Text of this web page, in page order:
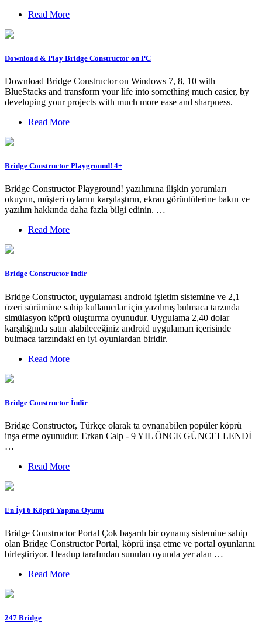
Read More
Download & Play Bridge Constructor on PC
Download Bridge Constructor on Windows 7, 8, 10 with
BlueStacks and transform your life into something much easier, by
developing your projects with much more ease and sharpness.
Read More
Bridge Constructor Playground‪!‬ 4+
‎Bridge Constructor Playground! yazılımına ilişkin yorumları
okuyun, müşteri oylarını karşılaştırın, ekran görüntülerine bakın ve
yazılım hakkında daha fazla bilgi edinin. …
Read More
Bridge Constructor indir
Bridge Constructor, uygulaması android işletim sistemine ve 2,1
üzeri sürümüne sahip kullanıcılar için yazılmış bulmaca tarzında
simülasyon köprü oluşturma oyunudur. Uygulama 2,40 dolar
karşılığında satın alabileceğiniz android uygulamarı içerisinde
bulmaca tarzındaki en iyi oyunlardan biridir.
Read More
Bridge Constructor İndir
Bridge Constructor, Türkçe olarak ta oynanabilen popüler köprü
inşa etme oyunudur. Erkan Calp - 9 YIL ÖNCE GÜNCELLENDİ
…
Read More
En İyi 6 Köprü Yapma Oyunu
Bridge Constructor Portal Çok başarılı bir oynanış sistemine sahip
olan Bridge Constructor Portal, köprü inşa etme ve portal oyunlarını
birleştiriyor. Headup tarafından sunulan oyunda yer alan …
Read More
247 Bridge